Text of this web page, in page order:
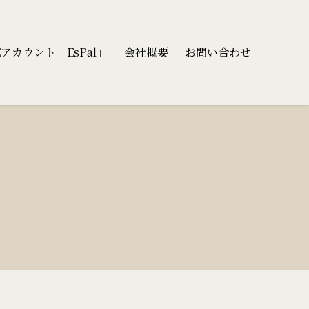
カウント「EsPal」 会社概要 お問い合わせ